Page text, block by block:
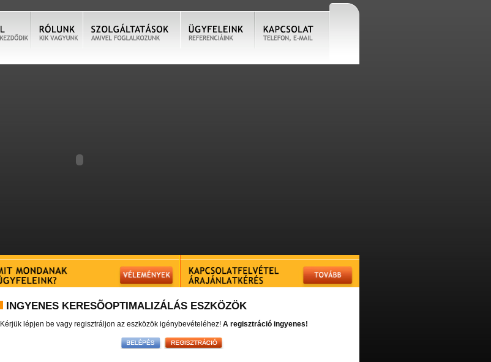
INGYENES KERESÕOPTIMALIZÁLÁS ESZKÖZÖK
Kérjük lépjen be vagy regisztráljon az eszközök igénybevételéhez! A regisztráció ingyenes!